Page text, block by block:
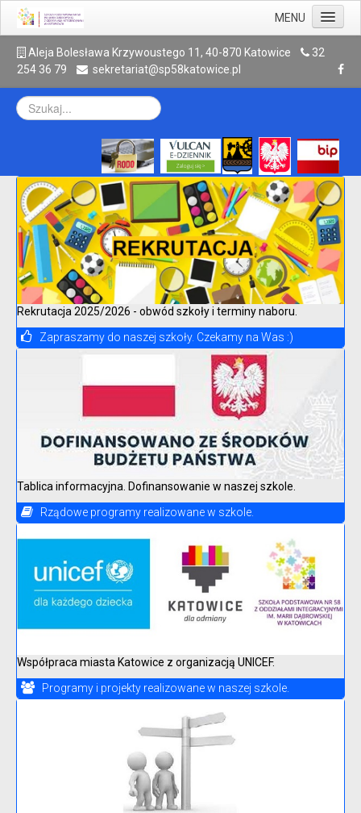
MENU
Aktualności
Rodzic
Kontakt
Archiwum
A leja Bolesława Krzywoustego 11, 40-870 Katowice
32
254 36 79
sekretariat@sp58katowice.pl
Rekrutacja 2025/2026 - obwód szkoły i terminy naboru.
Zapraszamy do naszej szkoły. Czekamy na Was :)
Tablica informacyjna. Dofinansowanie w naszej szkole.
Rządowe programy realizowane w szkole.
Współpraca miasta Katowice z organizacją UNICEF.
Programy i projekty realizowane w naszej szkole.